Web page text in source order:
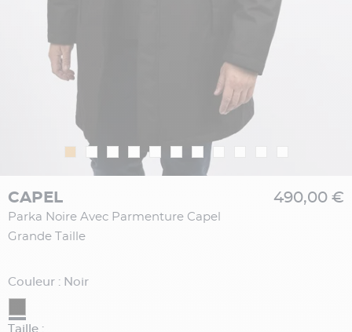
CAPEL
Parka Noire Avec Parmenture Capel
Grande Taille
490,00 €
Couleur : Noir
Taille :